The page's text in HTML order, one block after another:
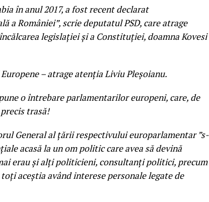
în anul 2017, a fost recent declarat
României”, scrie deputatul PSD, care atrage
legislației și a Constituției, doamna Kovesi
– atrage atenția Liviu Pleșoianu.
o întrebare parlamentarilor europeni, care, de
trasă!
General al ţării respectivului europarlamentar ”s-
acasă la un om politic care avea să devină
erau şi alţi politicieni, consultanţi politici, precum
aceștia având interese personale legate de